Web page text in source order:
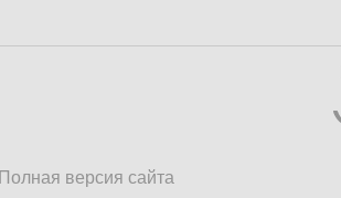
Полная версия сайта